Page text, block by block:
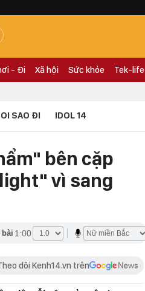
- Đi Xã hội Sức khỏe Tek-life
SAO ĐI IDOL 14
bên cặp
vì sang
bài 1:00
dõi Kenh14.vn trên